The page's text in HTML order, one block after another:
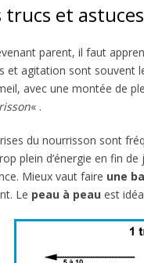
trucs et
parent, il faut
et agitation sont souvent
avec une montée de
« .
du nourrisson sont
plein d’énergie en fin
Mieux vaut faire une
Le peau à peau est